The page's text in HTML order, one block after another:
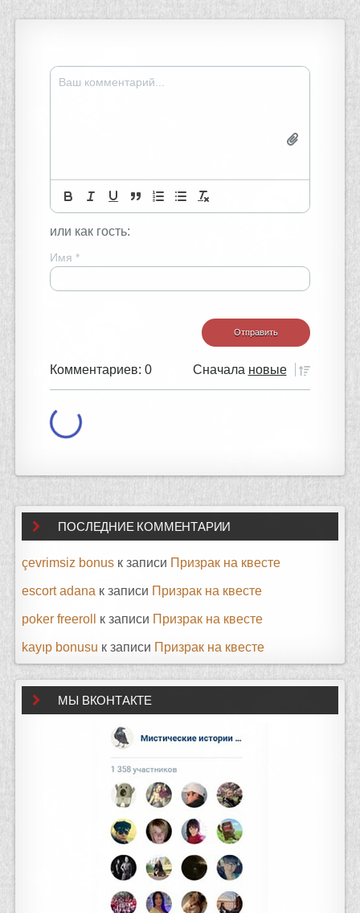
записям
или как гость:
Имя *
Комментариев: 0 Сначала новые
ПОСЛЕДНИЕ КОММЕНТАРИИ
çevrimsiz bonus к записи Призрак на квесте
escort adana к записи Призрак на квесте
poker freeroll к записи Призрак на квесте
kayıp bonusu к записи Призрак на квесте
МЫ ВКОНТАКТЕ